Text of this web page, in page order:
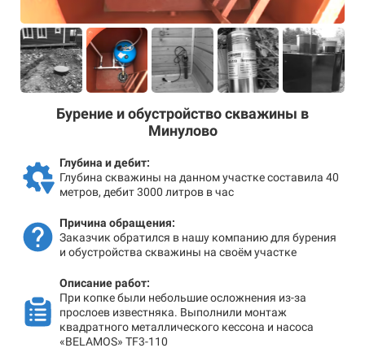
Бурение и обустройство скважины в
Минулово
Глубина и дебит:
Глубина скважины на данном участке составила 40
метров, дебит 3000 литров в час
Причина обращения:
Заказчик обратился в нашу компанию для бурения
и обустройства скважины на своём участке
Описание работ:
При копке были небольшие осложнения из-за
прослоев известняка. Выполнили монтаж
квадратного металлического кессона и насоса
«BELAMOS» TF3-110